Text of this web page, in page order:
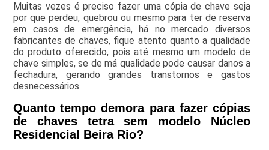
Muitas vezes é preciso fazer uma cópia de chave seja
por que perdeu, quebrou ou mesmo para ter de reserva
em casos de emergência, há no mercado diversos
fabricantes de chaves, fique atento quanto a qualidade
do produto oferecido, pois até mesmo um modelo de
chave simples, se de má qualidade pode causar danos a
fechadura, gerando grandes transtornos e gastos
desnecessários.
Quanto tempo demora para fazer cópias
de chaves tetra sem modelo Núcleo
Residencial Beira Rio?